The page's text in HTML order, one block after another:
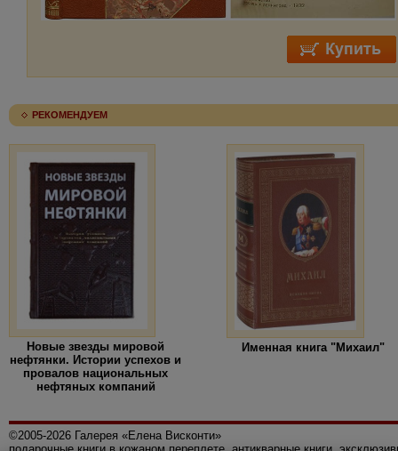
РЕКОМЕНДУЕМ
Новые звезды мировой
нефтянки. Истории успехов и
провалов национальных
нефтяных компаний
Именная книга "Михаил"
©2005-2026 Галерея «Елена Висконти»